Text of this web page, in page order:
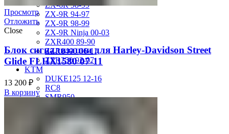
ZX-6R 98-99
ZX-9R 94-97
ZX-9R 98-99
ZX-9R Ninja 00-03
ZXR400 89-90
ZZR1400 06-11
ZZR250 92-07
KTM
DUKE125 12-16
RC8
SMR950
Brutale 920
Просмотр
Отложить
Close
Блок сигнализации для Harley-Davidson Street
Glide FLHX1580 07-11
13 200 ₽
В корзину